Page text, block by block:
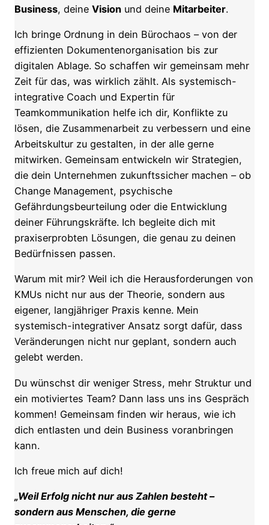
Business, deine Vision und deine Mitarbeiter.
Ich bringe Ordnung in dein Bürochaos – von der
effizienten Dokumentenorganisation bis zur
digitalen Ablage. So schaffen wir gemeinsam mehr
Zeit für das, was wirklich zählt. Als systemisch-
integrative Coach und Expertin für
Teamkommunikation helfe ich dir, Konflikte zu
lösen, die Zusammenarbeit zu verbessern und eine
Arbeitskultur zu gestalten, in der alle gerne
mitwirken. Gemeinsam entwickeln wir Strategien,
die dein Unternehmen zukunftssicher machen – ob
Change Management, psychische
Gefährdungsbeurteilung oder die Entwicklung
deiner Führungskräfte. Ich begleite dich mit
praxiserprobten Lösungen, die genau zu deinen
Bedürfnissen passen.
Warum mit mir? Weil ich die Herausforderungen von
KMUs nicht nur aus der Theorie, sondern aus
eigener, langjähriger Praxis kenne. Mein
systemisch-integrativer Ansatz sorgt dafür, dass
Veränderungen nicht nur geplant, sondern auch
gelebt werden.
Du wünschst dir weniger Stress, mehr Struktur und
ein motiviertes Team? Dann lass uns ins Gespräch
kommen! Gemeinsam finden wir heraus, wie ich
dich entlasten und dein Business voranbringen
kann.
Ich freue mich auf dich!
„Weil Erfolg nicht nur aus Zahlen besteht –
sondern aus Menschen, die gerne